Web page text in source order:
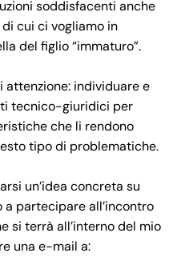
soddisfacenti anche
cui ci vogliamo in
del figlio “immaturo”.
attenzione: individuare e
tecnico-giuridici per
che li rendono
tipo di problematiche.
un’idea concreta su
partecipare all’incontro
si terrà all’interno del mio
una e-mail a: